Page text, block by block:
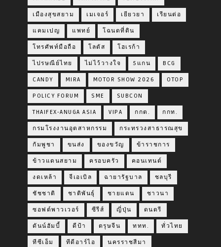
เมืองสุขสยาม เมเจอร์ เยียวยา เรียนต่อ
แคมเปญ แพทย์ โฉนดที่ดิน
โทรศัพท์มือถือ โลตัส โฮเรก้า
ไปรษณีย์ไทย ไม่ไว้วางใจ 5แกน BCG
CANDY MIRA MOTOR SHOW 2026 OTOP
POLICY FORUM SME SUBCON
THAIFEX-ANUGA ASIA VIPA กกต. กกท.
กรมโรงงานอุตสาหกรรม กระทรวงสาธารณสุข
กัมพูชา ขนส่ง ของขวัญ ข้าราชการ
ข้าวแดนสยาม ครอบครัว คอนเทนต์
งดเหล้า จีเอเบิล ฉายารัฐบาล ชลบุรี
ชัชชาติ ชาติพันธุ์ ชายแดน ชาวนา
ซอฟต์พาวเวอร์ ซีรีส์ ญี่ปุ่น ดนตรี
ดันน์ฮัมบี้ ดีป้า ตรุษจีน ททท. ทั่วไทย
ทีซีเอ็ม ทีดีอาร์ไอ นครราชสีมา